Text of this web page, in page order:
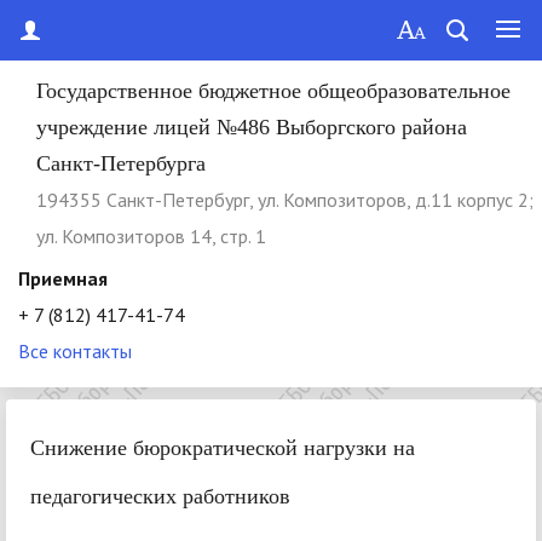
Государственное бюджетное общеобразовательное
учреждение лицей №486 Выборгского района
Санкт-Петербурга
194355 Cанкт-Петербург, ул. Композиторов, д.11 корпус 2;
ул. Композиторов 14, стр. 1
Приемная
+ 7 (812) 417-41-74
Все контакты
Снижение бюрократической нагрузки на
педагогических работников